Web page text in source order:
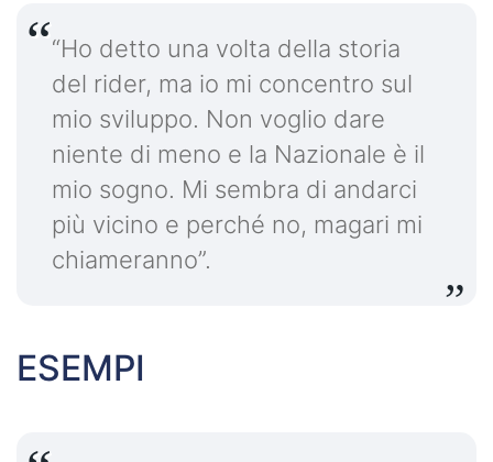
“Ho detto una volta della storia
del rider, ma io mi concentro sul
mio sviluppo. Non voglio dare
niente di meno e la Nazionale è il
mio sogno. Mi sembra di andarci
più vicino e perché no, magari mi
chiameranno”.
ESEMPI